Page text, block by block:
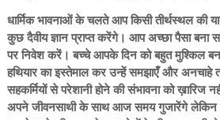
धार्मिक भावनाओं के चलते आप किसी तीर्थस्थल की
कुछ दैवीय ज्ञान प्राप्त करेंगे। आप अच्छा पैसा बना
पर निवेश करें। बच्चे आपके दिन को बहुत मुश्किल
हथियार का इस्तेमाल कर उन्हें समझाएँ और
सहकर्मियों से परेशानी होने की संभावना को
अपने जीवनसाथी के साथ आज समय गुजारेंगे लेकिन